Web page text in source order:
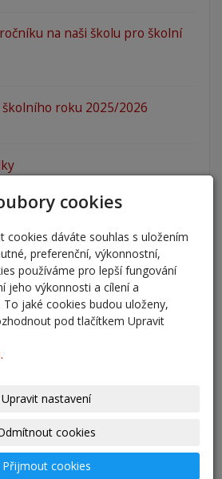
na naši školu pro školní
roku 2025/2026
2025/2026
cookies
cookies dáváte souhlas s uložením
preferenční, výkonnostní,
používáme pro lepší fungování
jeho výkonnosti a cílení a
To jaké cookies budou uloženy,
pod tlačítkem Upravit
Upravit nastavení
cookies
Přijmout cookies